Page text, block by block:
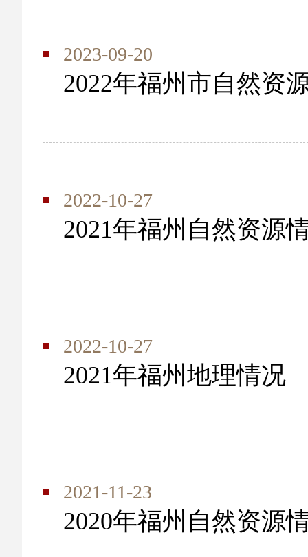
2023-09-20
2022年福州市自然资
2022-10-27
2021年福州自然资源
2022-10-27
2021年福州地理情况
2021-11-23
2020年福州自然资源